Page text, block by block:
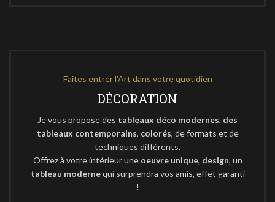
Faites entrer l'Art dans votre quotidien
DÉCORATION
Je vous propose des tableaux déco modernes, des
tableaux contemporains, colorés, de formats et de
techniques différents.
Offrez à votre intérieur une oeuvre unique, design, un
tableau modernequi surprendra vos amis, effet garanti
!